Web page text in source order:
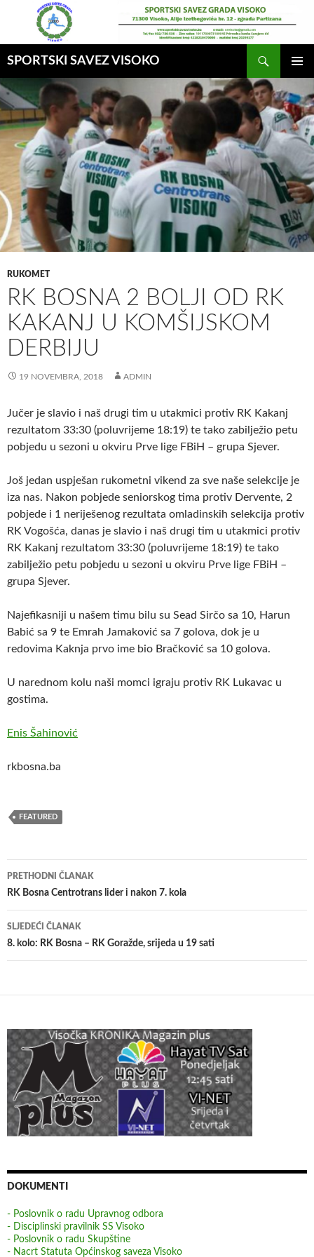
SPORTSKI SAVEZ VISOKO
MENI
RUKOMET
RK BOSNA 2 BOLJI OD RK
KAKANJ U KOMŠIJSKOM
DERBIJU
19 NOVEMBRA, 2018 ADMIN
Jučer je slavio i naš drugi tim u utakmici protiv RK Kakanj
rezultatom 33:30 (poluvrijeme 18:19) te tako zabilježio petu
pobjedu u sezoni u okviru Prve lige FBiH – grupa Sjever.
Još jedan uspješan rukometni vikend za sve naše selekcije je
iza nas. Nakon pobjede seniorskog tima protiv Dervente, 2
pobjede i 1 neriješenog rezultata omladinskih selekcija protiv
RK Vogošća, danas je slavio i naš drugi tim u utakmici protiv
RK Kakanj rezultatom 33:30 (poluvrijeme 18:19) te tako
zabilježio petu pobjedu u sezoni u okviru Prve lige FBiH –
grupa Sjever.
Najefikasniji u našem timu bilu su Sead Sirčo sa 10, Harun
Babić sa 9 te Emrah Jamaković sa 7 golova, dok je u
redovima Kaknja prvo ime bio Bračković sa 10 golova.
U narednom kolu naši momci igraju protiv RK Lukavac u
gostima.
Enis Šahinović
rkbosna.ba
FEATURED
Navigacija
članaka
PRETHODNI ČLANAK
RK Bosna Centrotrans lider i nakon 7. kola
SLJEDEĆI ČLANAK
8. kolo: RK Bosna – RK Goražde, srijeda u 19 sati
DOKUMENTI
- Poslovnik o radu Upravnog odbora
- Disciplinski pravilnik SS Visoko
- Poslovnik o radu Skupštine
- Nacrt Statuta Općinskog saveza Visoko